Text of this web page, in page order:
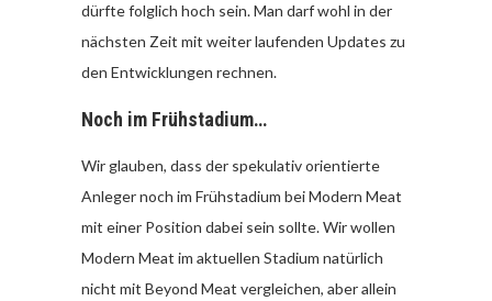
dürfte folglich hoch sein. Man darf wohl in der
nächsten Zeit mit weiter laufenden Updates zu
den Entwicklungen rechnen.
Noch im Frühstadium…
Wir glauben, dass der spekulativ orientierte
Anleger noch im Frühstadium bei Modern Meat
mit einer Position dabei sein sollte. Wir wollen
Modern Meat im aktuellen Stadium natürlich
nicht mit Beyond Meat vergleichen, aber allein